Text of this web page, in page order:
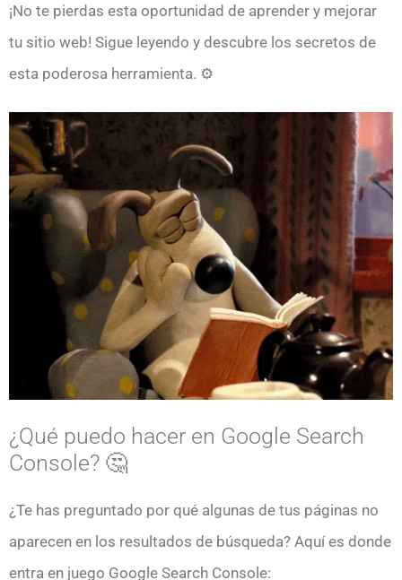
¡No te pierdas esta oportunidad de aprender y mejorar
tu sitio web! Sigue leyendo y descubre los secretos de
esta poderosa herramienta. ⚙️
¿Qué puedo hacer en Google Search
Console? 🤔
¿Te has preguntado por qué algunas de tus páginas no
aparecen en los resultados de búsqueda? Aquí es donde
entra en juego Google Search Console: